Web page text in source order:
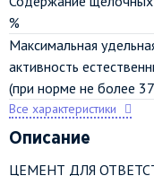
%
Максимальная
активность
(при норме не более
Все характеристики
Описание
ЦЕМЕНТ ДЛЯ